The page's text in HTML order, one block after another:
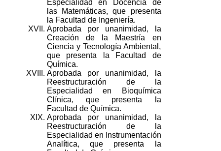
Especialidad en Docencia de
las Matemáticas, que presenta
la Facultad de Ingeniería.
XVII. Aprobada por unanimidad, la
Creación de la Maestría en
Ciencia y Tecnología Ambiental,
que presenta la Facultad de
Química.
XVIII. Aprobada por unanimidad, la
Reestructuración de la
Especialidad en Bioquímica
Clínica, que presenta la
Facultad de Química.
XIX. Aprobada por unanimidad, la
Reestructuración de la
Especialidad en Instrumentación
Analítica, que presenta la